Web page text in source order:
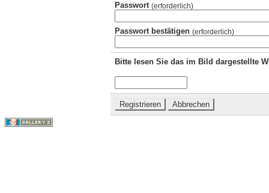
Passwort (erforderlich)
Passwort bestätigen (erforderlich)
Bitte lesen Sie das im Bild dargestellte